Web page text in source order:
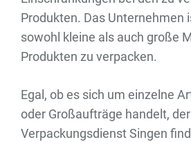
Produkten. Das Unternehmen
sowohl kleine als auch große
Produkten zu verpacken.
Egal, ob es sich um einzelne
oder Großaufträge handelt, der
Verpackungsdienst Singen